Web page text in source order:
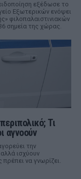
εξέδωσε το
Εξωτερικών ενόψει
φιλοπαλαιστινιακών
σημεία της χώρας.
Τι
αγνοούν
την
ισχύουν
να γνωρίζει.